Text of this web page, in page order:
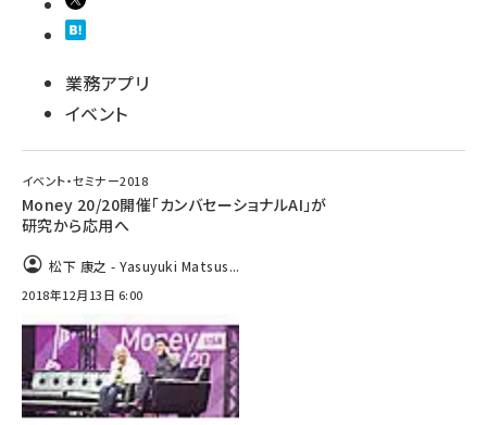
業務アプリ
イベント
イベント・セミナー2018
Money 20/20開催「カンバセーショナルAI」が
研究から応用へ
松下 康之 - Yasuyuki Matsus...
2018年12月13日 6:00